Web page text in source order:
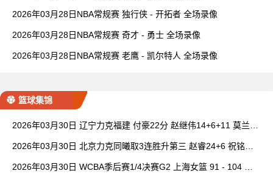
2026年03月28日NBA常规赛 独行侠 - 开拓者 全场录像
2026年03月28日NBA常规赛 奇才 - 勇士 全场录像
2026年03月28日NBA常规赛 老鹰 - 凯尔特人 全场录像
篮球集锦
2026年03月30日 辽宁力克福建 付豪22分 赵继伟14+6+11 莫兰德
2026年03月30日 北京力克同曦取3连胜升第三 赵睿24+6 祝铭震1
2026年03月30日 WCBA季后赛1/4决赛G2 上海女篮 91 - 104 四